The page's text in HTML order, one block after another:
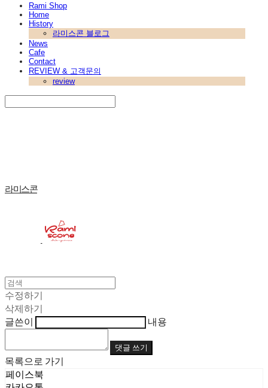
Rami Shop
Home
History
라미스콘 블로그
News
Cafe
Contact
REVIEW & 고객문의
review
라미스콘
수정하기
삭제하기
글쓴이
내용
댓글 쓰기
목록으로 가기
페이스북